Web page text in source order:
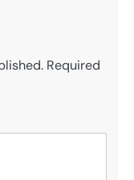
Required